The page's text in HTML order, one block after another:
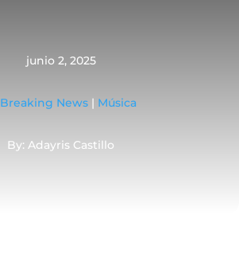
junio 2, 2025
Breaking News| Música
By: Adayris Castillo